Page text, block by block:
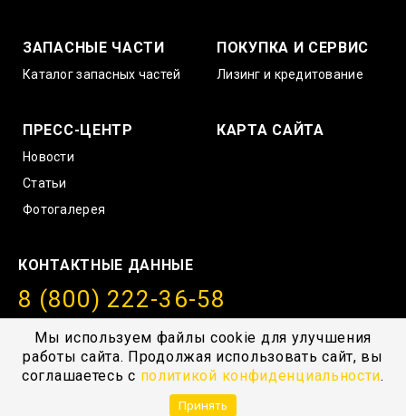
Мы используем файлы cookie для улучшения
работы сайта. Продолжая использовать сайт, вы
соглашаетесь с политикой конфиденциальности.
Принять
ЗАПАСНЫЕ ЧАСТИ
Каталог запасных частей
ПОКУПКА И СЕРВИС
Лизинг и кредитование
ПРЕСС-ЦЕНТР
Новости
Статьи
Фотогалерея
КАРТА САЙТА
КОНТАКТНЫЕ ДАННЫЕ
8 (800) 222-36-58
info@amurstroy.su
© 2004—2026, ГК “АмурСтройТехника”, г. Хабаровск,
с.Тополево, Проезд южный 1